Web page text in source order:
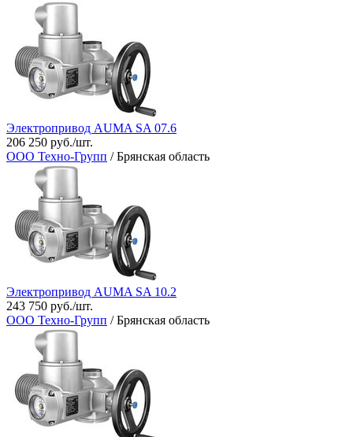
Электропривод AUMA SA 07.6
206 250 руб./шт.
ООО Техно-Групп / Брянская область
Электропривод AUMA SA 10.2
243 750 руб./шт.
ООО Техно-Групп / Брянская область